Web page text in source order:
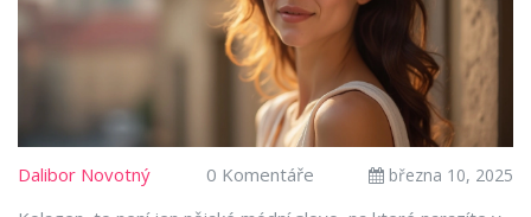
Dalibor Novotný 0 Komentáře března 10, 2025